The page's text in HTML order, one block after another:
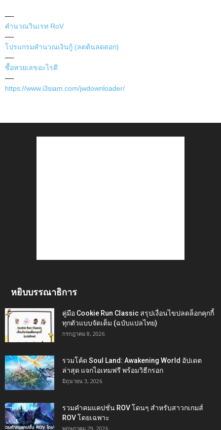
—-
คำนวณวินเรท RoV
—-
โปรแกรมคำนวณเงินกู้ (ลดต้นลดดอก)
—-
ซื้อหวยเลขอะไรดี
—-
https://www.i3siam.com/jwdownloader/
หยิบบรรณาธิการ
คู่มือ Cookie Run Classic สรุปเงื่อนไขปลดล็อกคุกกี้
ทุกตัวแบบจัดเต็ม (ฉบับแปลไทย)
กรกฎาคม 8, 2026
รวมโค้ด Soul Land: Awakening World อัปเดต
ล่าสุด แจกไอเทมฟรี พร้อมวิธีกรอก
มิถุนายน 3, 2026
รวมคำคมแคปชั่น ROV โดนๆ สำหรับสาวกเกมส์
ROV โดยเฉพาะ
พฤษภาคม 29, 2026